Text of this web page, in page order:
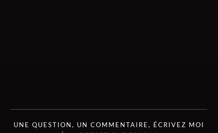
UNE QUESTION, UN COMMENTAIRE, ÉCRIVEZ MOI